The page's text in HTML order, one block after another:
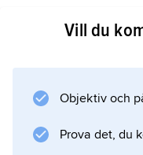
Vill du
Objektiv och
Prova det, du